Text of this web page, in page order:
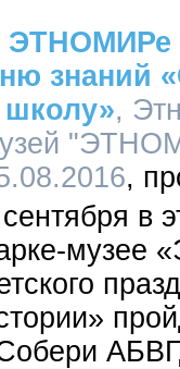
ЭТНОМИРе
знаний
школу»,
в
музее